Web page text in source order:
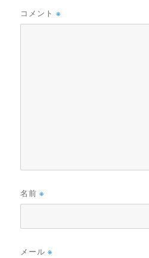
コメント※
名前※
メール※